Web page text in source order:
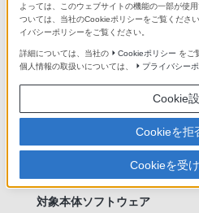
CineAltaカメラ BURANO
ップデートファームウェア
ファームウェア情報
Ver. 3.00（2026年5月19日リ
対象本体ソフトウェア
よっては、このウェブサイトの機能の一部が使
ついては、当社のCookieポリシーをご覧くださ
イバシーポリシーをご覧ください。
詳細については、当社の Cookieポリシー をご
個人情報の取扱いについては、
プライバシー
Cookie
Cookieを拒
Cookieを受